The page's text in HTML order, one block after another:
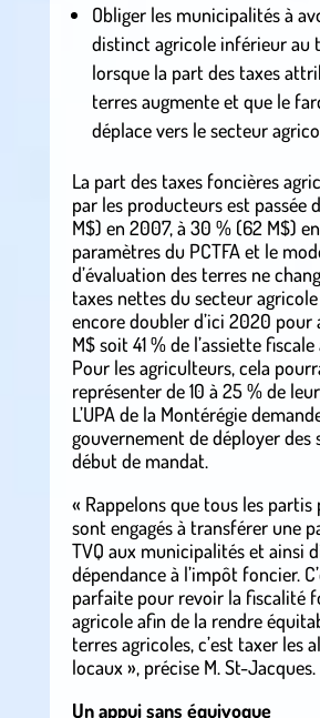
Obliger les municipalités à
distinct agricole inférieur au
lorsque la part des taxes
terres augmente et que le
déplace vers le secteur
La part des taxes foncières
par les producteurs est passée
M$) en 2007, à 30 % (62 M$)
paramètres du PCTFA et le
d’évaluation des terres ne
taxes nettes du secteur
encore doubler d’ici 2020 pour
M$ soit 41 % de l’assiette
Pour les agriculteurs, cela
représenter de 10 à 25 % de
L’UPA de la Montérégie
gouvernement de déployer des
début de mandat.
« Rappelons que tous les partis
sont engagés à transférer une
TVQ aux municipalités et ainsi
dépendance à l’impôt foncier.
parfaite pour revoir la fiscalité
agricole afin de la rendre
terres agricoles, c’est taxer les
locaux », précise M. St-Jacques.
Un appui sans équivoque